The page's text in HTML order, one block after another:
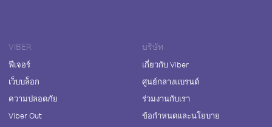
VIBER
ฟีเจอร์
เว็บบล็อก
ความปลอดภัย
Viber Out
บริษัท
เกี่ยวกับ Viber
ศูนย์กลางแบรนด์
ร่วมงานกับเรา
ข้อกำหนดและนโยบาย